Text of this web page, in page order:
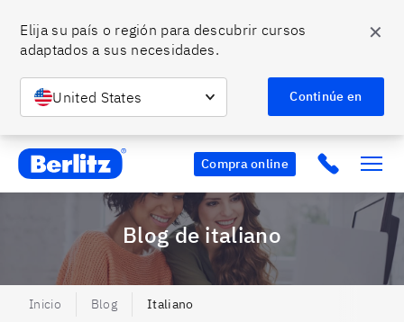
Elija su país o región para descubrir cursos
adaptados a sus necesidades.
United States Continúe en
✕
Berlitz MX Compra online Click to
Blog de italiano
Inicio Blog Italiano